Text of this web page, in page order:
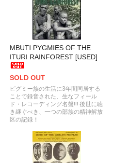
MBUTI PYGMIES OF THE
ITURI RAINFOREST [USED]
SOLD OUT
ピグミー族の生活に3年間同居する
ことで録音された、生なフィール
ド・レコーディング名盤!!! 後世に聴
き継ぐべき、一つの部族の精神解放
区の記録！